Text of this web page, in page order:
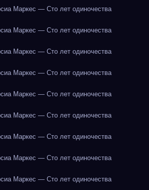
Маркес — Сто лет одиночества
Маркес — Сто лет одиночества
Маркес — Сто лет одиночества
Маркес — Сто лет одиночества
Маркес — Сто лет одиночества
Маркес — Сто лет одиночества
Маркес — Сто лет одиночества
Маркес — Сто лет одиночества
Маркес — Сто лет одиночества